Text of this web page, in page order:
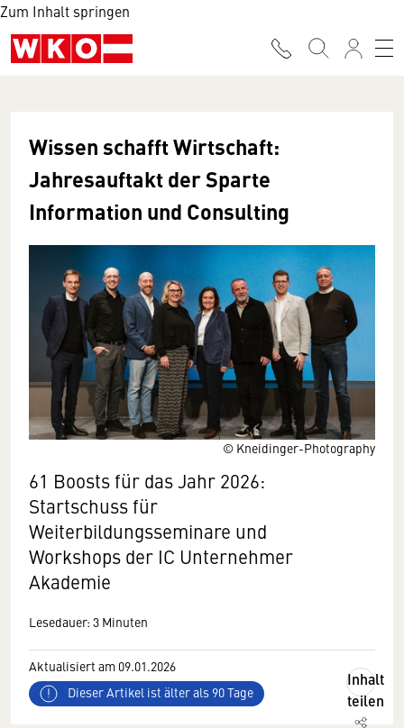
Zum Inhalt springen
© Kneidinger-Photography
Wissen schafft Wirtschaft:
Jahresauftakt der Sparte
Information und Consulting
61 Boosts für das Jahr 2026:
Startschuss für
Weiterbildungsseminare und
Workshops der IC Unternehmer
Akademie
Lesedauer: 3 Minuten
Aktualisiert am 09.01.2026
Dieser Artikel ist älter als 90 Tage
Inhalt
teilen